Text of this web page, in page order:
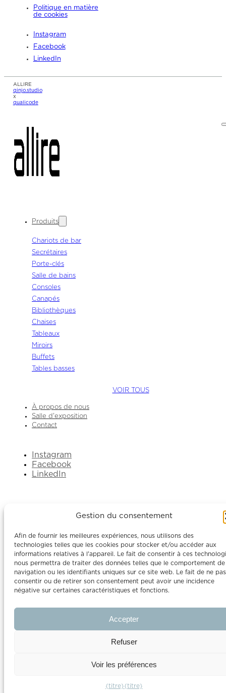
Gestion du consentement
Afin de fournir les meilleures expériences, nous utilisons des
technologies telles que les cookies pour stocker et/ou accéder aux
informations relatives à l'appareil. Le fait de consentir à ces
nous permettra de traiter des données telles que le comportement de
navigation ou les identifiants uniques sur ce site web. Le fait de ne pas
consentir ou de retirer son consentement peut avoir une incidence
négative sur certaines caractéristiques et fonctions.
Accepter
Refuser
Voir les préférences
{titre}{titre}
Politique en matière
de cookies
Instagram
Facebook
LinkedIn
ALLIRE
qinjo.studio
x
qualicode
Produits
Chariots de bar
Secrétaires
Porte-clés
Salle de bains
Consoles
Canapés
Bibliothèques
Chaises
Tableaux
Miroirs
Buffets
Tables basses
VOIR TOUS
À propos de nous
Salle d'exposition
Contact
Instagram
Facebook
LinkedIn